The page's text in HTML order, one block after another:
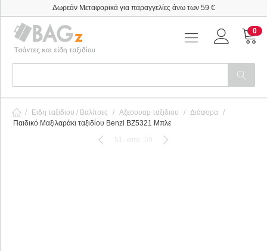
Δωρεάν Μεταφορικά για παραγγελίες άνω των 59 €
0
/ Ειδη ταξιδιου / Βαλίτσες / Αξεσουαρ ταξιδιου / Διάφορα /
Παιδικό Μαξιλαράκι ταξιδίου Benzi BZ5321 Μπλε
51
απο 59